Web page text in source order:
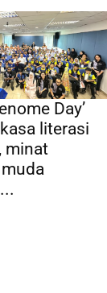
Day’
literasi
minat